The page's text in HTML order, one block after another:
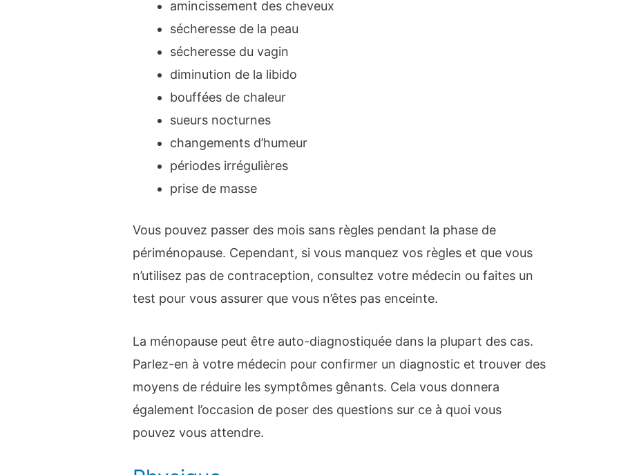
amincissement des cheveux
sécheresse de la peau
sécheresse du vagin
diminution de la libido
bouffées de chaleur
sueurs nocturnes
changements d’humeur
périodes irrégulières
prise de masse
Vous pouvez passer des mois sans règles pendant la phase de
périménopause. Cependant, si vous manquez vos règles et que vous
n’utilisez pas de contraception, consultez votre médecin ou faites un
test pour vous assurer que vous n’êtes pas enceinte.
La ménopause peut être auto-diagnostiquée dans la plupart des cas.
Parlez-en à votre médecin pour confirmer un diagnostic et trouver des
moyens de réduire les symptômes gênants. Cela vous donnera
également l’occasion de poser des questions sur ce à quoi vous
pouvez vous attendre.